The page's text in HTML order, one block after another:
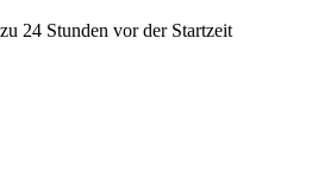
24 Stunden vor der Startzeit